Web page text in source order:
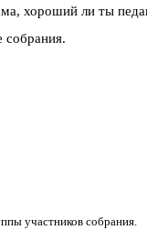
хороший ли ты
собрания.
участников собрания.